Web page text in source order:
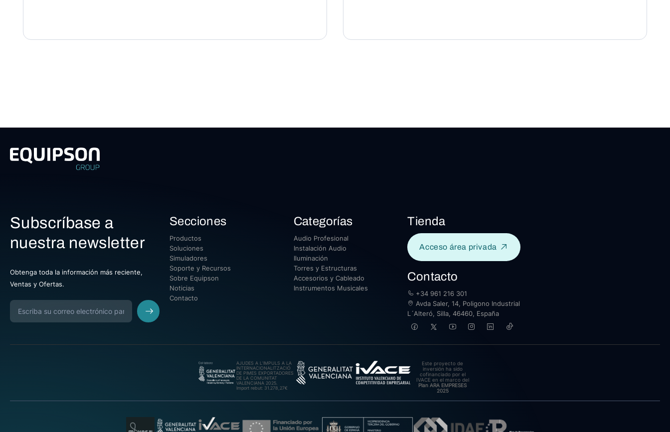
Subscríbase a
nuestra newsletter
Obtenga toda la información más reciente,
Ventas y Ofertas.
Secciones
Productos
Soluciones
Simuladores
Soporte y Recursos
Sobre Equipson
Noticias
Contacto
Categorías
Audio Profesional
Instalación Audio
Iluminación
Torres y Estructuras
Accesorios y Cableado
Instrumentos Musicales
Tienda
Acceso área privada
Contacto
+34 961 216 301
Avda Saler, 14, Poligono Industrial
L´Alteró, Silla, 46460, España
AJUDES A L’IMPULS A LA
INTERNACIONALITZACIÓ
DE PIMES EXPORTADORES
DE LA COMUNITAT
VALENCIANA 2025.
Import rebut: 31.278,27€
Este proyecto de
inversión ha sido
cofinanciado por el
IVACE en el marco del
Plan ARA EMPRESES
2025